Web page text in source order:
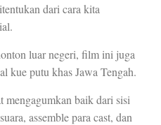
dari cara kita
luar negeri, film ini juga
kue putu khas Jawa Tengah.
mengagumkan baik dari sisi
assemble para cast, dan